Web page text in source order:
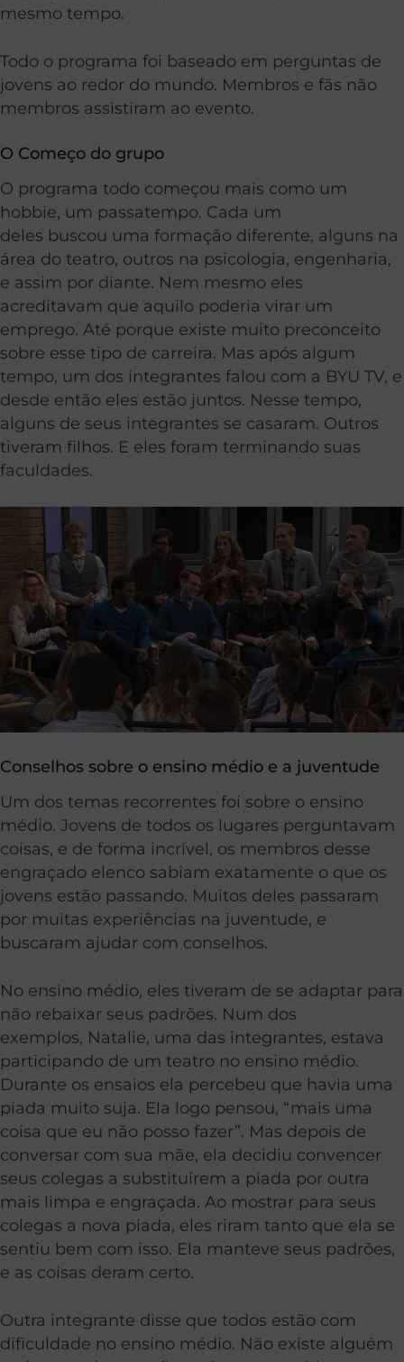
mesmo tempo.
Todo o programa foi baseado em perguntas de
jovens ao redor do mundo. Membros e fãs não
membros assistiram ao evento.
O Começo do grupo
O programa todo começou mais como um
hobbie, um passatempo. Cada um
deles buscou uma formação diferente, alguns na
área do teatro, outros na psicologia, engenharia,
e assim por diante. Nem mesmo eles
acreditavam que aquilo poderia virar um
emprego. Até porque existe muito preconceito
sobre esse tipo de carreira. Mas após algum
tempo, um dos integrantes falou com a BYU TV, e
desde então eles estão juntos. Nesse tempo,
alguns de seus integrantes se casaram. Outros
tiveram filhos. E eles foram terminando suas
faculdades.
Conselhos sobre o ensino médio e a juventude
Um dos temas recorrentes foi sobre o ensino
médio. Jovens de todos os lugares perguntavam
coisas, e de forma incrível, os membros desse
engraçado elenco sabiam exatamente o que os
jovens estão passando. Muitos deles passaram
por muitas experiências na juventude, e
buscaram ajudar com conselhos.
No ensino médio, eles tiveram de se adaptar para
não rebaixar seus padrões. Num dos
exemplos, Natalie, uma das integrantes, estava
participando de um teatro no ensino médio.
Durante os ensaios ela percebeu que havia uma
piada muito suja. Ela logo pensou, “mais uma
coisa que eu não posso fazer”. Mas depois de
conversar com sua mãe, ela decidiu convencer
seus colegas a substituírem a piada por outra
mais limpa e engraçada. Ao mostrar para seus
colegas a nova piada, eles riram tanto que ela se
sentiu bem com isso. Ela manteve seus padrões,
e as coisas deram certo.
Outra integrante disse que todos estão com
dificuldade no ensino médio. Não existe alguém